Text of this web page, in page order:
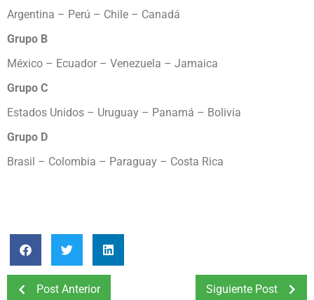
Argentina – Perú – Chile – Canadá
Grupo B
México – Ecuador – Venezuela – Jamaica
Grupo C
Estados Unidos – Uruguay – Panamá – Bolivia
Grupo D
Brasil – Colombia – Paraguay – Costa Rica
Post Anterior Siguiente Post